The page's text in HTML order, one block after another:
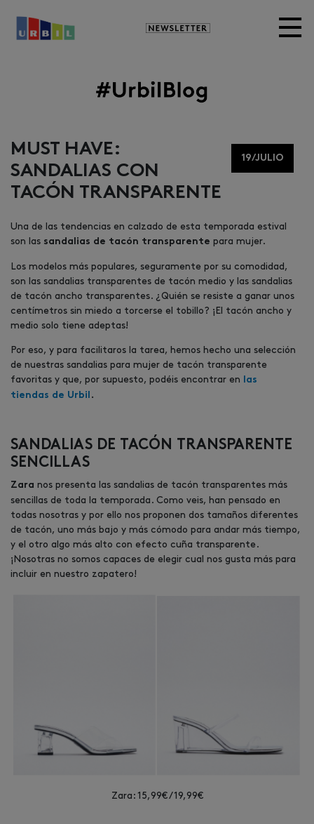
Newsletter
MUST HAVE:
SANDALIAS CON
TACÓN TRANSPARENTE
19/JULIO
Una de las tendencias en calzado de esta temporada estival
son las sandalias de tacón transparente para mujer.
Los modelos más populares, seguramente por su comodidad,
son las sandalias transparentes de tacón medio y las sandalias
de tacón ancho transparentes. ¿Quién se resiste a ganar unos
centímetros sin miedo a torcerse el tobillo? ¡El tacón ancho y
medio solo tiene adeptas!
Por eso, y para facilitaros la tarea, hemos hecho una selección
de nuestras sandalias para mujer de tacón transparente
favoritas y que, por supuesto, podéis encontrar en
las
tiendas de Urbil .
SANDALIAS DE TACÓN TRANSPARENTE
SENCILLAS
Zara nos presenta las sandalias de tacón transparentes más
sencillas de toda la temporada. Como veis, han pensado en
todas nosotras y por ello nos proponen dos tamaños diferentes
de tacón, uno más bajo y más cómodo para andar más tiempo,
y el otro algo más alto con efecto cuña transparente.
¡Nosotras no somos capaces de elegir cual nos gusta más para
incluir en nuestro zapatero!
Zara: 15,99€ / 19,99€